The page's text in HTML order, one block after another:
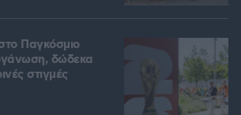
Παγκόσμιο
δώδεκα
στιγμές